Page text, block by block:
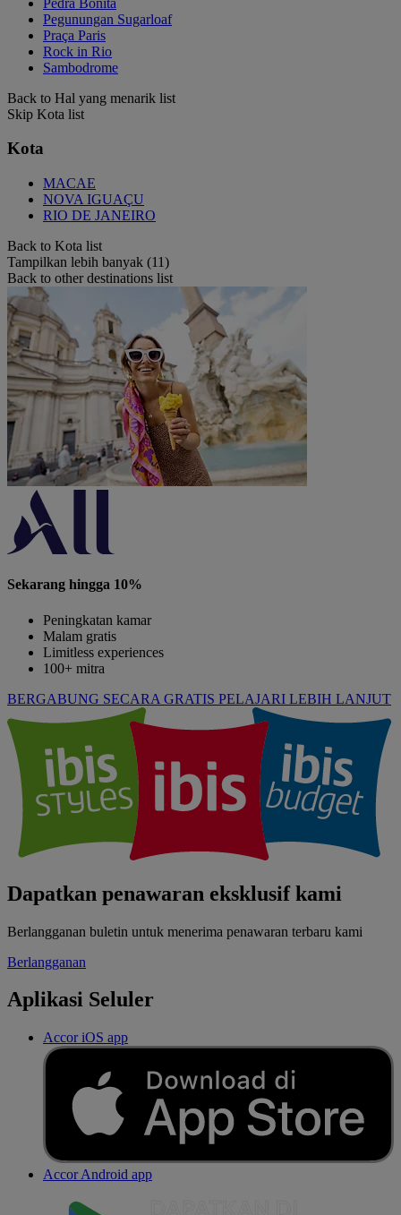
Pegunungan Sugarloaf
Praça Paris
Rock in Rio
Sambodrome
Back to Hal yang menarik list
Skip Kota list
Kota
MACAE
NOVA IGUAÇU
RIO DE JANEIRO
Back to Kota list
Tampilkan lebih banyak (11)
Back to other destinations list
Sekarang hingga 10%
Peningkatan kamar
Malam gratis
Limitless experiences
100+ mitra
BERGABUNG SECARA GRATIS PELAJARI LEBIH LANJUT
Dapatkan penawaran eksklusif kami
Berlangganan buletin untuk menerima penawaran terbaru kami
Berlangganan
Aplikasi Seluler
Accor iOS app
Accor Android app